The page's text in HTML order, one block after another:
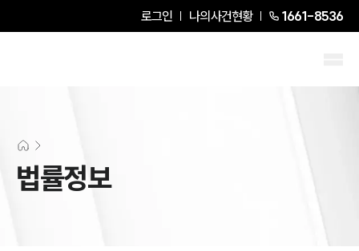
로그인 나의사건현황 1661-8536
법률정보